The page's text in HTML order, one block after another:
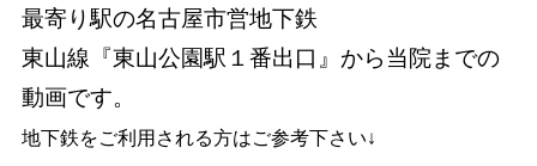
最寄り駅の名古屋市営地下鉄
東山線『東山公園駅１番出口』から当院までの
動画です。
地下鉄をご利用される方はご参考下さい↓